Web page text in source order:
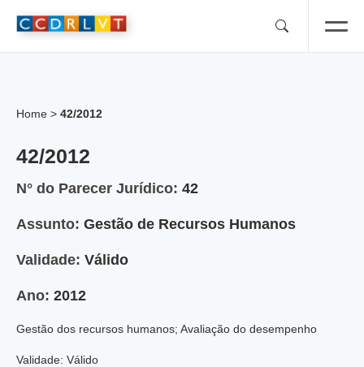
Home > 42/2012
42/2012
N° do Parecer Jurídico: 42
Assunto: Gestão de Recursos Humanos
Validade: Válido
Ano: 2012
Gestão dos recursos humanos; Avaliação do desempenho
Validade: Válido